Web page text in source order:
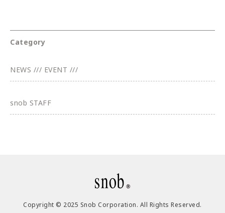
Category
NEWS /// EVENT ///
snob STAFF
Copyright © 2025 Snob Corporation. All Rights Reserved.